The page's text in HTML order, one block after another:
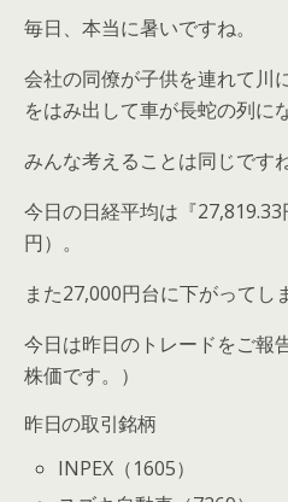
毎日、本当に暑いですね。
会社の同僚が子供を連れて川
をはみ出して車が長蛇の列に
みんな考えることは同じですね
今日の日経平均は『27,819.33
円）。
また27,000円台に下がってし
今日は昨日のトレードをご報
株価です。）
昨日の取引銘柄
INPEX（1605）